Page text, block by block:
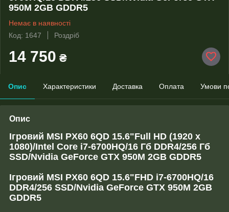
950M 2GB GDDR5
Немає в наявності
Код: 1647
Роздріб
14 750 ₴
Опис Характеристики Доставка Оплата Умови
Опис
Ігровий MSI PX60 6QD 15.6"Full HD (1920 x
1080)/Intel Core i7-6700HQ/16 Гб DDR4/256 Гб
SSD/Nvidia GeForce GTX 950M 2GB GDDR5
Ігровий MSI PX60 6QD 15.6"FHD i7-6700HQ/16
DDR4/256 SSD/Nvidia GeForce GTX 950M 2GB
GDDR5